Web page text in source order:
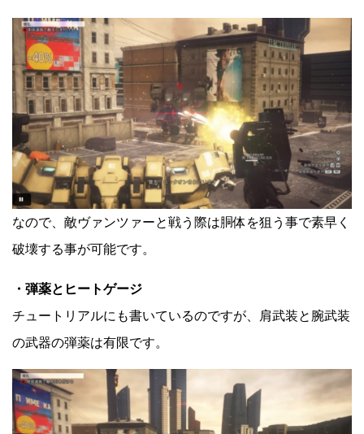
なので、敵ヴァンツァーと戦う際は胴体を狙う事で素早く
破壊する事が可能です。
・弾薬とヒートゲージ
チュートリアルにも書いているのですが、肩武装と腕武装
の武器の弾薬は有限です。